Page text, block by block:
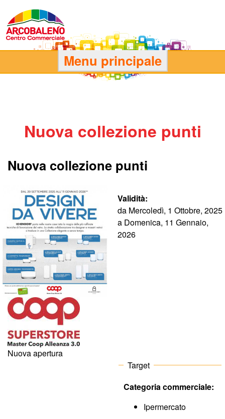
contenuto
principale
r
C
o
m
m
e
r
c
Menu principale
Nuova collezione punti
Nuova collezione punti
Validità:
da Mercoledì, 1 Ottobre, 2025
a Domenica, 11 Gennaio,
2026
Nuova apertura
Target
Categoria commerciale:
Ipermercato